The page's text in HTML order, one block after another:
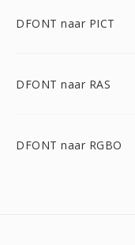
DFONT naar PICT
DFONT naar RAS
DFONT naar RGBO